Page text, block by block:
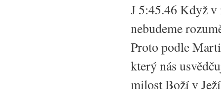
J 5:45.46 Když v
nebudeme
Proto podle
který nás
milost Boží v